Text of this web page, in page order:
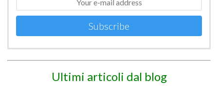
Subscribe
Ultimi articoli dal blog